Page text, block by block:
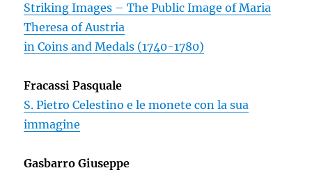
Striking Images – The Public Image of Maria
Theresa of Austria
in Coins and Medals (1740-1780)
Fracassi Pasquale
S. Pietro Celestino e le monete con la sua
immagine
Gasbarro Giuseppe